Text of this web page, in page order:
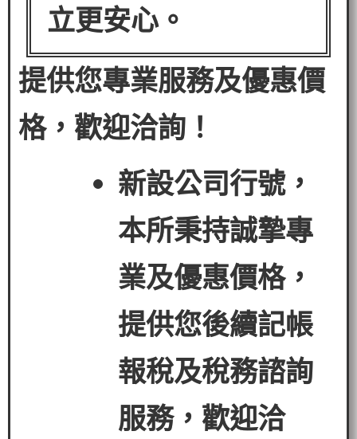
立更安心。
提供您專業服務及優惠價
格，歡迎洽詢！
新設公司行號，
本所秉持誠摯專
業及優惠價格，
提供您後續記帳
報稅及稅務諮詢
服務，歡迎洽